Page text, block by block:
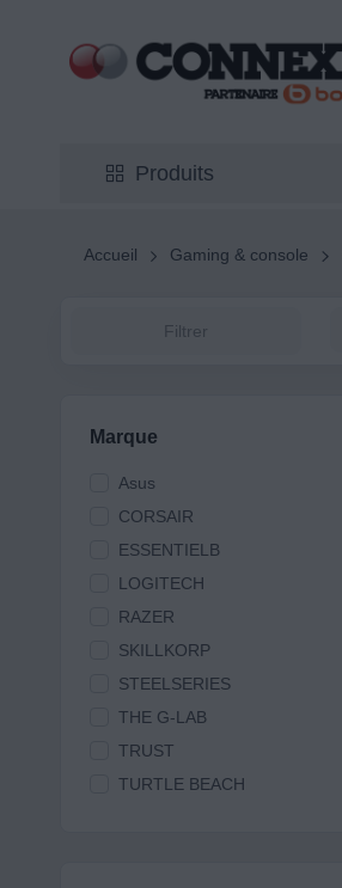
Produits
Accueil Gaming & console
Filtrer
Marque
Asus
CORSAIR
ESSENTIELB
LOGITECH
RAZER
SKILLKORP
STEELSERIES
THE G-LAB
TRUST
TURTLE BEACH